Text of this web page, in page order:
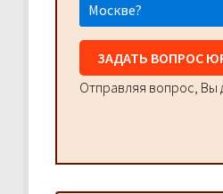
Москве?
ЗАДАТЬ ВОПРОС
Отправляя вопрос, Вы